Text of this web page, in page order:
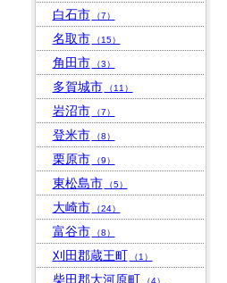
白石市 （7）
名取市 （15）
角田市 （3）
多賀城市 （11）
岩沼市 （7）
登米市 （8）
栗原市 （9）
東松島市 （5）
大崎市 （24）
富谷市 （8）
刈田郡蔵王町 （1）
柴田郡大河原町 （4）